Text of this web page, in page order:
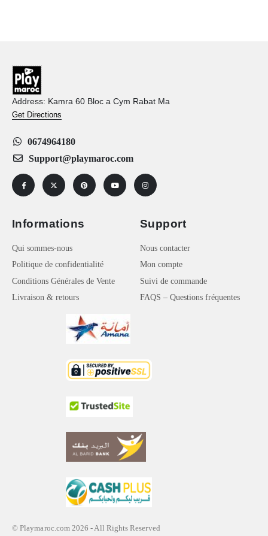
Address: Kamra 60 Bloc a Cym Rabat Ma
Get Directions
0674964180
Support@playmaroc.com
Informations
Qui sommes-nous
Politique de confidentialité
Conditions Générales de Vente
Livraison & retours
Support
Nous contacter
Mon compte
Suivi de commande
FAQS – Questions fréquentes
© Playmaroc.com 2026 - All Rights Reserved